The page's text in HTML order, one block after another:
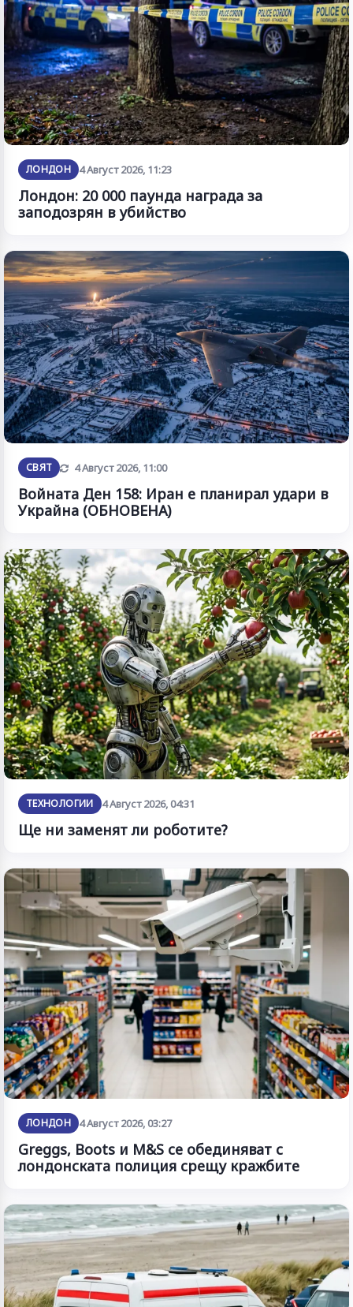
ЛОНДОН 4 Август 2026, 11:23
Лондон: 20 000 паунда награда за
заподозрян в убийство
СВЯТ Обновена
4 Август 2026, 11:00
Войната Ден 158: Иран е планирал удари в
Украйна (ОБНОВЕНА)
ТЕХНОЛОГИИ 4 Август 2026, 04:31
Ще ни заменят ли роботите?
ЛОНДОН 4 Август 2026, 03:27
Greggs, Boots и M&S се обединяват с
лондонската полиция срещу кражбите